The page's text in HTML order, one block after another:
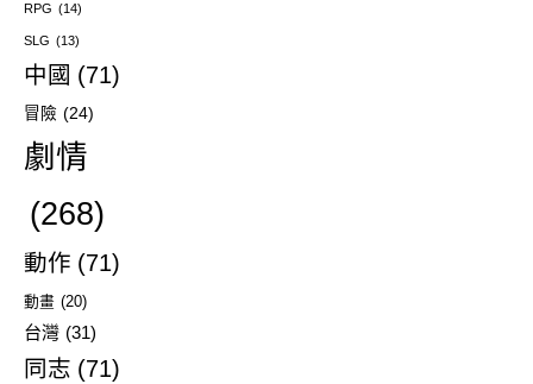
RPG (14)
SLG (13)
中國 (71)
冒險 (24)
劇情
(268)
動作 (71)
動畫 (20)
台灣 (31)
同志 (71)